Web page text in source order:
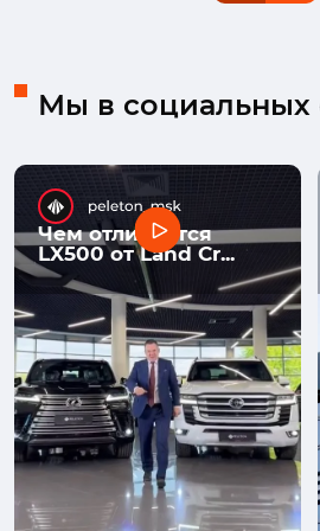
Мы в социальных
Чем отличается
LX500 от Land Cr...